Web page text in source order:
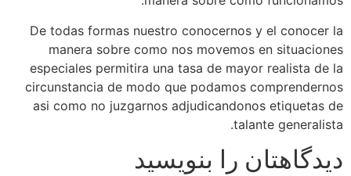
De todas formas nuestro conocernos y el conocer la
manera sobre como nos movemos en situaciones
especiales permitira una tasa de mayor realista de la
circunstancia de modo que podamos comprendernos
asi­ como no juzgarnos adjudicandonos etiquetas de
talante generalista.
دیدگاهتان را بنویسید